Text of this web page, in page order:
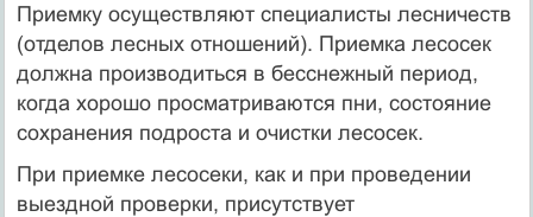
Приемку осуществляют специалисты лесничеств
(отделов лесных отношений). Приемка лесосек
должна производиться в бесснежный период,
когда хорошо просматриваются пни, состояние
сохранения подроста и очистки лесосек.
При приемке лесосеки, как и при проведении
выездной проверки, присутствует